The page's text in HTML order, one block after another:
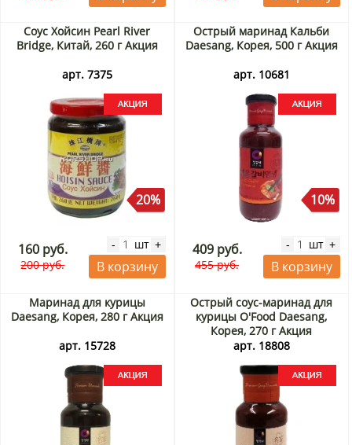
Соус Хойсин Pearl River
Bridge, Китай, 260 г Акция
арт. 7375
20%
160 руб.
200 руб.
- шт +
В корзину
Острый маринад Кальби
Daesang, Корея, 500 г Акция
арт. 10681
10%
409 руб.
455 руб.
- шт +
В корзину
Маринад для курицы
Daesang, Корея, 280 г Акция
арт. 15728
Острый соус-маринад для
курицы O'Food Daesang,
Корея, 270 г Акция
арт. 18808